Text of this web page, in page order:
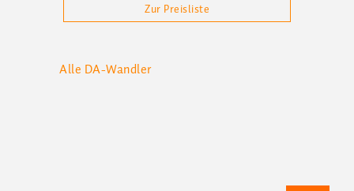
Zur Preisliste
Alle DA-Wandler